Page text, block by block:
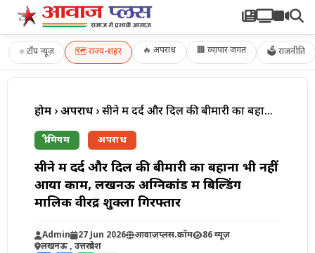
⭐टॉप न्यूज़ 🗺️राज्य-शहर 🔥 अपराध 🏢 व्यापार जगत 🗳 राजनीति
होम ›अपराध › सीने में दर्द और दिल की बीमारी का बहाना भी नहीं आया काम, लखनऊ अग्निकांड में बिल्डिंग मालिक वीरेंद्र शुक्ला गिरफ्तार
प्रीमियम अपराध
सीने में दर्द और दिल की बीमारी का बहाना भी नहीं
आया काम, लखनऊ अग्निकांड में बिल्डिंग
मालिक वीरेंद्र शुक्ला गिरफ्तार
Admin 27 Jun 2026 आवाज़प्लस.कॉम
86 व्यूज़
लखनऊ , उत्तरप्रदेश